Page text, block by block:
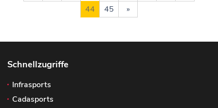
44
45 »
Schnellzugriffe
Infrasports
Cadasports